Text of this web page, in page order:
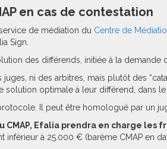
en cas de contestation
de médiation du Centre de
Sign.
des différends, initiée à la demande
ni des arbitres, mais plutôt des
optimale à leur différend, dans
Il peut être homologué par un
Efalia prendra en charge les
à 25.000 € (barème CMAP en